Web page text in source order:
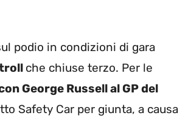
podio in condizioni di gara
che chiuse terzo. Per le
George Russell al GP del
Safety Car per giunta, a causa